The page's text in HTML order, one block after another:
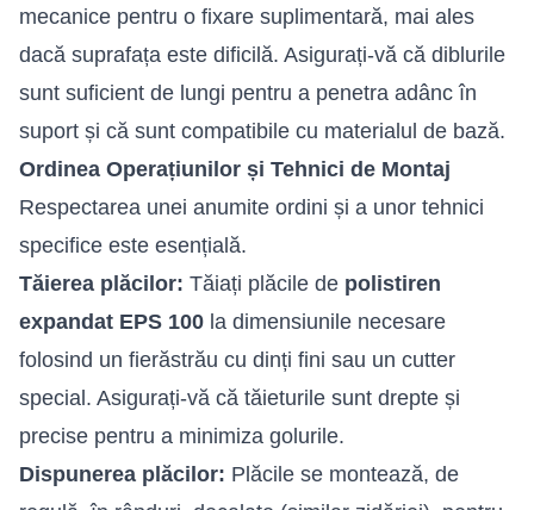
mecanice pentru o fixare suplimentară, mai ales
dacă suprafața este dificilă. Asigurați-vă că diblurile
sunt suficient de lungi pentru a penetra adânc în
suport și că sunt compatibile cu materialul de bază.
Ordinea Operațiunilor și Tehnici de Montaj
Respectarea unei anumite ordini și a unor tehnici
specifice este esențială.
Tăierea plăcilor: Tăiați plăcile de polistiren
expandat EPS 100 la dimensiunile necesare
folosind un fierăstrău cu dinți fini sau un cutter
special. Asigurați-vă că tăieturile sunt drepte și
precise pentru a minimiza golurile.
Dispunerea plăcilor: Plăcile se montează, de